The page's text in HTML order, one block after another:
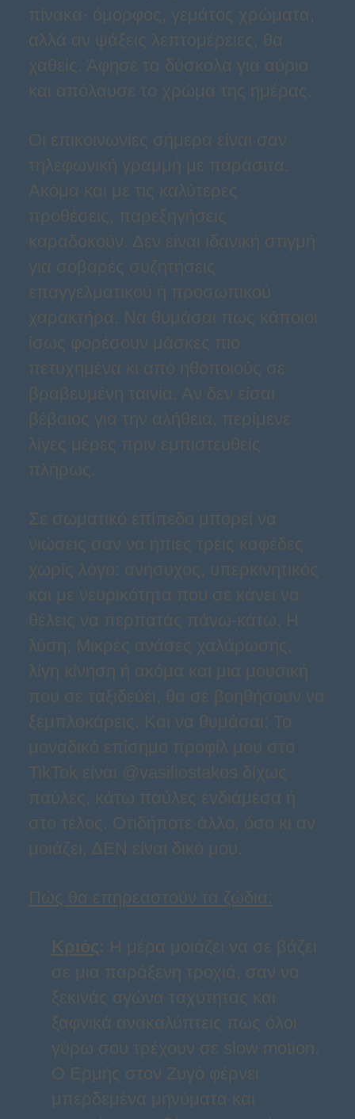
πίνακα· όμορφος, γεμάτος χρώματα,
αλλά αν ψάξεις λεπτομέρειες, θα
χαθείς. Άφησε τα δύσκολα για αύριο
και απόλαυσε το χρώμα της ημέρας.
Οι επικοινωνίες σήμερα είναι σαν
τηλεφωνική γραμμή με παράσιτα.
Ακόμα και με τις καλύτερες
προθέσεις, παρεξηγήσεις
καραδοκούν. Δεν είναι ιδανική στιγμή
για σοβαρές συζητήσεις
επαγγελματικού ή προσωπικού
χαρακτήρα. Να θυμάσαι πως κάποιοι
ίσως φορέσουν μάσκες πιο
πετυχημένα κι από ηθοποιούς σε
βραβευμένη ταινία. Αν δεν είσαι
βέβαιος για την αλήθεια, περίμενε
λίγες μέρες πριν εμπιστευθείς
πλήρως.
Σε σωματικό επίπεδο μπορεί να
νιώσεις σαν να ήπιες τρεις καφέδες
χωρίς λόγο: ανήσυχος, υπερκινητικός
και με νευρικότητα που σε κάνει να
θέλεις να περπατάς πάνω-κάτω. Η
λύση; Μικρές ανάσες χαλάρωσης,
λίγη κίνηση ή ακόμα και μια μουσική
που σε ταξιδεύει, θα σε βοηθήσουν να
ξεμπλοκάρεις. Και να θυμάσαι: Το
μοναδικό επίσημο προφίλ μου στο
TikTok είναι @vasiliostakos δίχως
παύλες, κάτω παύλες ενδιάμεσα ή
στο τέλος. Οτιδήποτε άλλο, όσο κι αν
μοιάζει, ΔΕΝ είναι δικό μου.
Πώς θα επηρεαστούν τα ζώδια:
Κριός: Η μέρα μοιάζει να σε βάζει
σε μια παράξενη τροχιά, σαν να
ξεκινάς αγώνα ταχύτητας και
ξαφνικά ανακαλύπτεις πως όλοι
γύρω σου τρέχουν σε slow motion.
Ο Ερμής στον Ζυγό φέρνει
μπερδεμένα μηνύματα και